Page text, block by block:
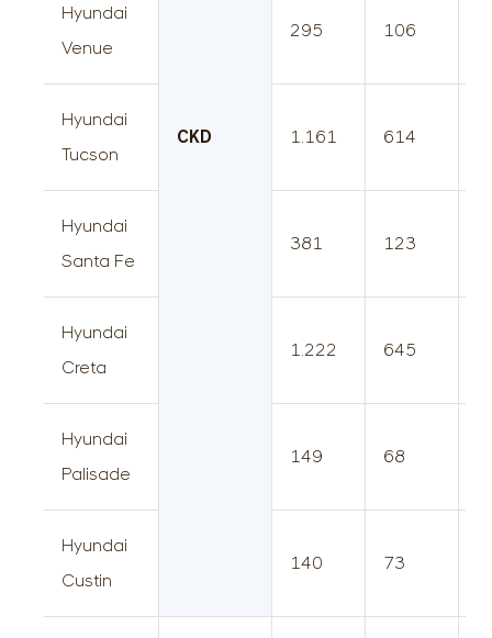
CKD
Hyundai
Venue
295 106
Hyundai
Tucson
1.161 614
Hyundai
Santa Fe
381 123
Hyundai
Creta
1.222 645
Hyundai
Palisade
149 68
Hyundai
Custin
140 73